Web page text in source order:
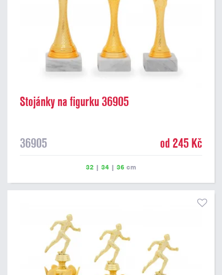
Stojánky na figurku 36905
36905 od 245 Kč
32 | 34 | 36 cm